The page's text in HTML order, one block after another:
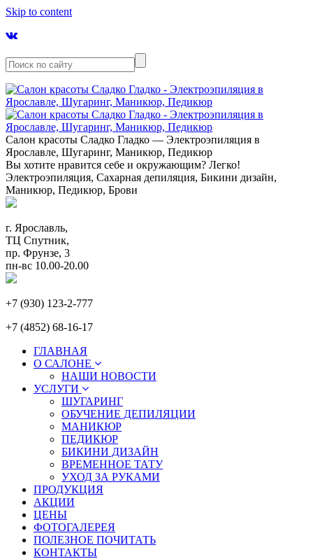
Skip to content
Салон красоты Сладко Гладко — Электроэпиляция в
Ярославле, Шугаринг, Маникюр, Педикюр
Вы хотите нравится себе и окружающим? Легко!
Электроэпиляция, Сахарная депиляция, Бикини дизайн,
Маникюр, Педикюр, Брови
г. Ярославль,
ТЦ Спутник,
пр. Фрунзе, 3
пн-вс 10.00-20.00
+7 (930) 123-2-777
+7 (4852) 68-16-17
ГЛАВНАЯ
О САЛОНЕ
НАШИ НОВОСТИ
УСЛУГИ
ШУГАРИНГ
ОБУЧЕНИЕ ДЕПИЛЯЦИИ
МАНИКЮР
ПЕДИКЮР
БИКИНИ ДИЗАЙН
ВРЕМЕННОЕ ТАТУ
УХОД ЗА РУКАМИ
ПРОДУКЦИЯ
АКЦИИ
ЦЕНЫ
ФОТОГАЛЕРЕЯ
ПОЛЕЗНОЕ ПОЧИТАТЬ
КОНТАКТЫ